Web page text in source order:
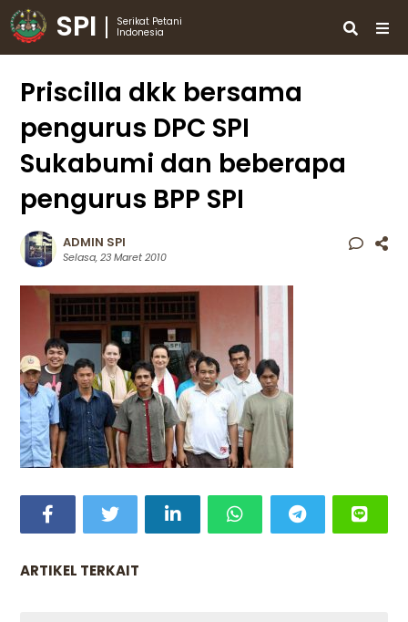
SPI
Serikat Petani
Indonesia
Priscilla dkk bersama
pengurus DPC SPI
Sukabumi dan beberapa
pengurus BPP SPI
ADMIN SPI
Selasa, 23 Maret 2010
ARTIKEL TERKAIT